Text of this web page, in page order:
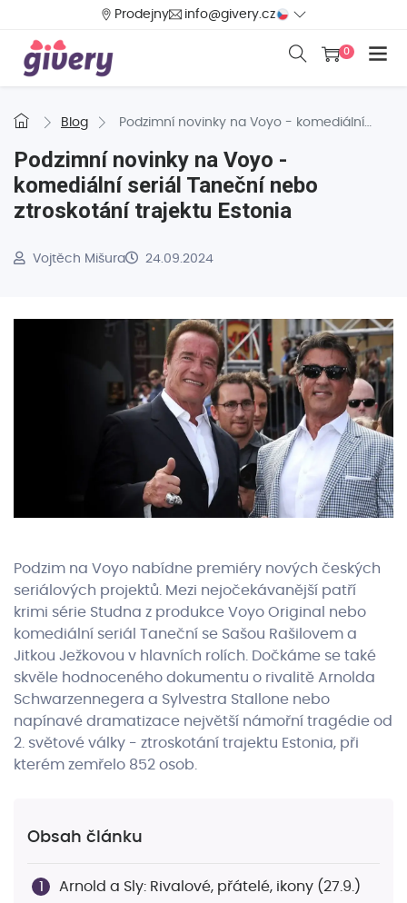
Prodejny info@givery.cz
0
Blog
Podzimní novinky na Voyo - komediální
Podzimní novinky na Voyo -
komediální seriál Taneční nebo
ztroskotání trajektu Estonia
Vojtěch Mišura 24.09.2024
Podzim na Voyo nabídne premiéry nových českých
seriálových projektů. Mezi nejočekávanější patří
krimi série Studna z produkce Voyo Original nebo
komediální seriál Taneční se Sašou Rašilovem a
Jitkou Ježkovou v hlavních rolích. Dočkáme se také
skvěle hodnoceného dokumentu o rivalitě Arnolda
Schwarzennegera a Sylvestra Stallone nebo
napínavé dramatizace největší námořní tragédie od
2. světové války - ztroskotání trajektu Estonia, při
kterém zemřelo 852 osob.
Obsah článku
Arnold a Sly: Rivalové, přátelé, ikony (27.9.)